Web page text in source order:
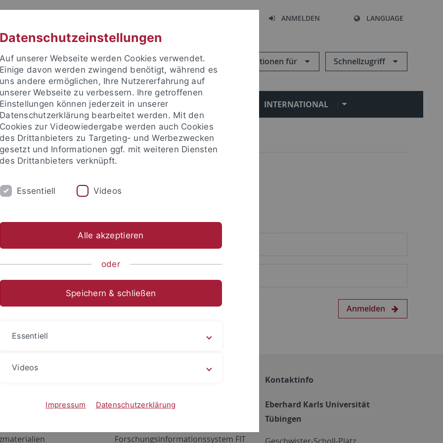
ANMELDEN LANGUAGE
Informationen für Schnellzugriff
FORSCHUNG EINRICHTUNGEN INTERNATIONAL
um sich anzumelden:
Anmelden
Netzwerk
ALMA
Forschungsinformationssystem FIT
Kontaktinfo
Eberhard Karls Universität
Tübingen
Datenschutzeinstellungen
Auf unserer Webseite werden Cookies verwendet.
Einige davon werden zwingend benötigt, während es
uns andere ermöglichen, Ihre Nutzererfahrung auf
unserer Webseite zu verbessern. Ihre getroffenen
Einstellungen können jederzeit in unserer
Datenschutzerklärung bearbeitet werden. Mit den
Cookies zur Videowiedergabe werden auch Cookies
des Drittanbieters zu Targeting- und Werbezwecken
gesetzt und Informationen ggf. mit weiteren Diensten
des Drittanbieters verknüpft.
Essentiell Videos
Alle akzeptieren
oder
Speichern & schließen
Essentiell
Videos
Impressum Datenschutzerklärung